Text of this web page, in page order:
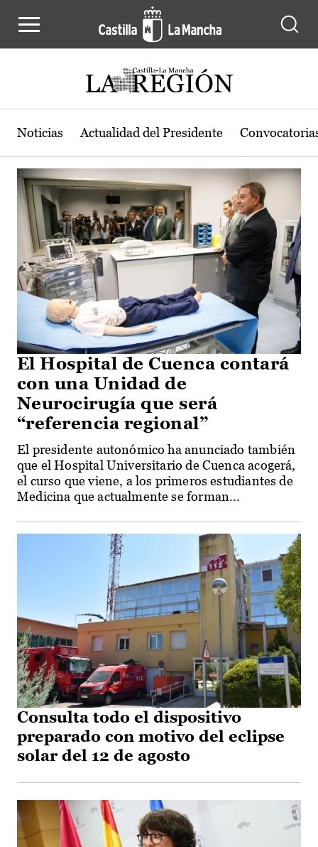
Actualidad de la región de Castilla-
Noticias Actualidad del Presidente
El Hospital de Cuenca contará
con una Unidad de
Neurocirugía que será
“referencia regional”
El presidente autonómico ha anunciado también
que el Hospital Universitario de Cuenca acogerá,
el curso que viene, a los primeros estudiantes de
Medicina que actualmente se forman...
Consulta todo el dispositivo
preparado con motivo del eclipse
solar del 12 de agosto